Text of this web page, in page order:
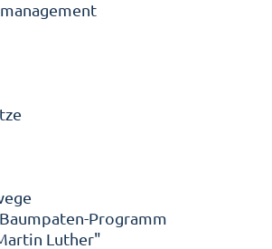
Programm
Luther"